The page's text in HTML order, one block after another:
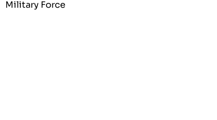
Military Force